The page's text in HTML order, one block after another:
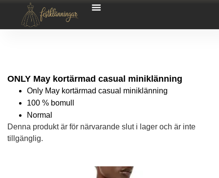
ONLY May kortärmad casual miniklänning
Only May kortärmad casual miniklänning
100 % bomull
Normal
Denna produkt är för närvarande slut i lager och är inte
tillgänglig.